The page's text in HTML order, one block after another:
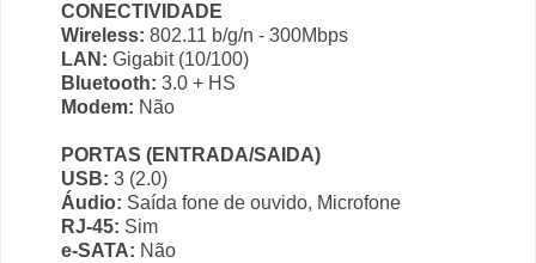
CONECTIVIDADE
Wireless: 802.11 b/g/n - 300Mbps
LAN: Gigabit (10/100)
Bluetooth: 3.0 + HS
Modem: Não
PORTAS (ENTRADA/SAIDA)
USB: 3 (2.0)
Áudio: Saída fone de ouvido, Microfone
RJ-45: Sim
e-SATA: Não